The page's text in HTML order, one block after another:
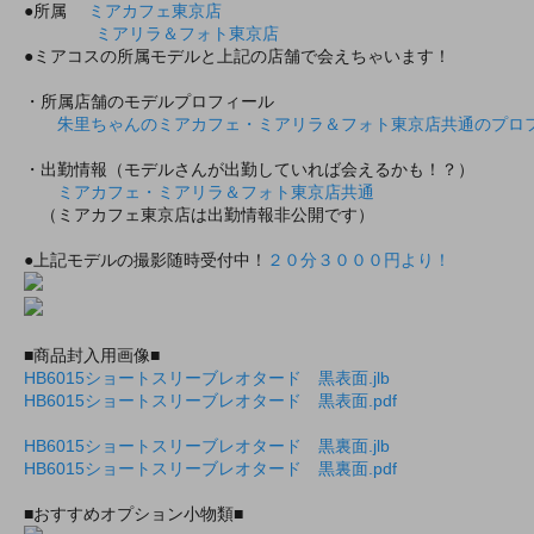
●所属
ミアカフェ東京店
ミアリラ＆フォト東京店
●ミアコスの所属モデルと上記の店舗で会えちゃいます！
・所属店舗のモデルプロフィール
朱里ちゃんのミアカフェ・ミアリラ＆フォト東京店共通のプロ
・出勤情報（モデルさんが出勤していれば会えるかも！？）
ミアカフェ・ミアリラ＆フォト東京店共通
（ミアカフェ東京店は出勤情報非公開です）
●上記モデルの撮影随時受付中！ ２０分３０００円より！
■商品封入用画像■
HB6015ショートスリーブレオタード 黒表面.jlb
HB6015ショートスリーブレオタード 黒表面.pdf
HB6015ショートスリーブレオタード 黒裏面.jlb
HB6015ショートスリーブレオタード 黒裏面.pdf
■おすすめオプション小物類■